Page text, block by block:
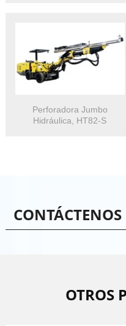
Perforadora Jumbo
Hidráulica, HT82-S
CONTÁCTENOS
OTROS